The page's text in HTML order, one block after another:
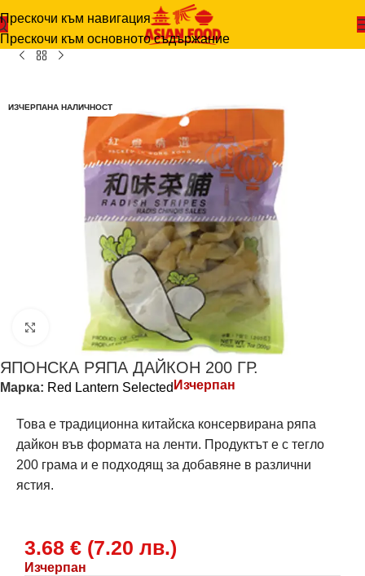
Прескочи към навигация
Прескочи към основното съдържание
Начало -РАЗНИ-ЯПОНСКА РЯПА ДАЙКОН 200 ГР.
ИЗЧЕРПАНА НАЛИЧНОСТ
Щракнете за уголемяване
ЯПОНСКА РЯПА ДАЙКОН 200 ГР.
Марка: Red Lantern Selected Изчерпан
Това е традиционна китайска консервирана ряпа
дайкон във формата на ленти. Продуктът е с тегло
200 грама и е подходящ за добавяне в различни
ястия.
3.68 € (7.20 лв.)
Изчерпан